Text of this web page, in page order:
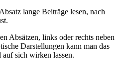
lange Beiträge lesen, nach
Absätzen, links oder rechts neben
Darstellungen kann man das
auf sich wirken lassen.